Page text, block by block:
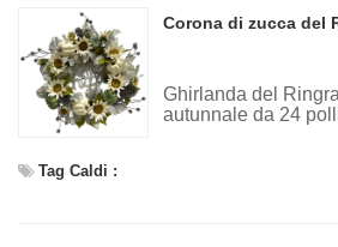
Ghirlanda del
autunnale da 24
Tag Caldi :